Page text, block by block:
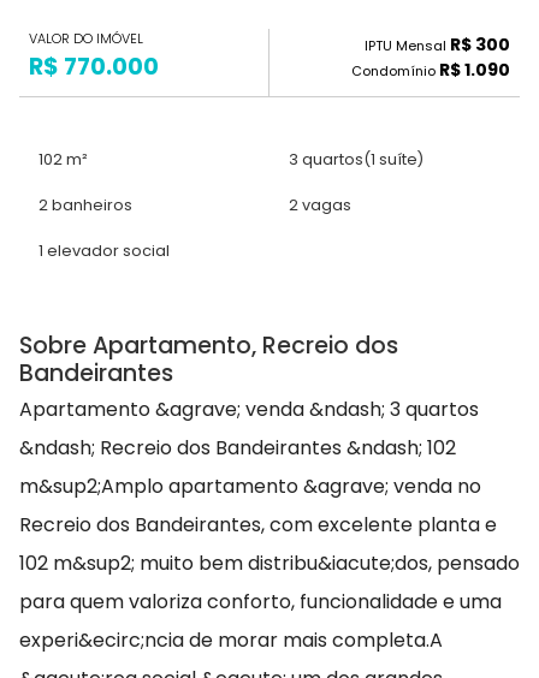
VALOR DO IMÓVEL
R$ 770.000
IPTU Mensal R$ 300
Condomínio R$ 1.090
102 m² 3 quartos(1 suíte)
2 banheiros 2 vagas
1 elevador social
Sobre Apartamento, Recreio dos
Bandeirantes
Apartamento &agrave; venda &ndash; 3 quartos
&ndash; Recreio dos Bandeirantes &ndash; 102
m&sup2;Amplo apartamento &agrave; venda no
Recreio dos Bandeirantes, com excelente planta e
102 m&sup2; muito bem distribu&iacute;dos, pensado
para quem valoriza conforto, funcionalidade e uma
experi&ecirc;ncia de morar mais completa.A